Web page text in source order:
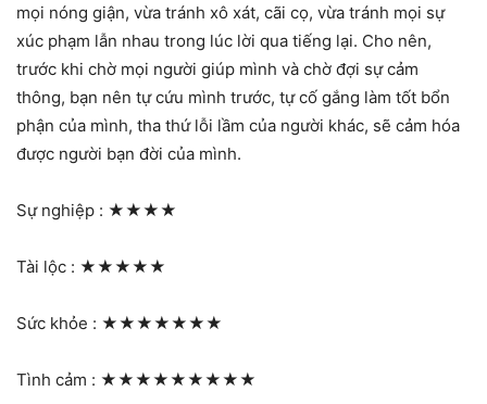
mọi nóng giận, vừa tránh xô xát, cãi cọ, vừa tránh mọi sự
xúc phạm lẫn nhau trong lúc lời qua tiếng lại. Cho nên,
trước khi chờ mọi người giúp mình và chờ đợi sự cảm
thông, bạn nên tự cứu mình trước, tự cố gắng làm tốt bổn
phận của mình, tha thứ lỗi lầm của người khác, sẽ cảm hóa
được người bạn đời của mình.
Sự nghiệp : ★★★★
Tài lộc : ★★★★★
Sức khỏe : ★★★★★★★
Tình cảm : ★★★★★★★★★